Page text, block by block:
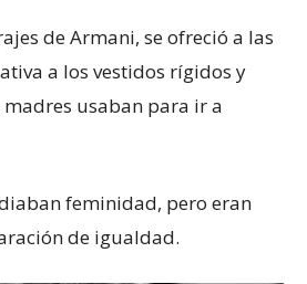
de Armani, se ofreció a las
a los vestidos rígidos y
usaban para ir a
feminidad, pero eran
de igualdad.